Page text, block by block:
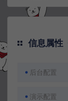
信息属性
后台配置
演示配置